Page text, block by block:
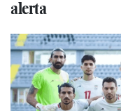
alerta